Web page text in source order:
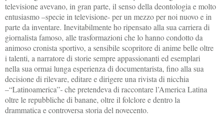
televisione avevano, in gran parte, il senso della deontologia e molto
entusiasmo –specie in televisione- per un mezzo per noi nuovo e in
parte da inventare. Inevitabilmente ho ripensato alla sua carriera di
giornalista famoso, alle trasformazioni che lo hanno condotto da
animoso cronista sportivo, a sensibile scopritore di anime belle oltre
i talenti, a narratore di storie sempre appassionanti ed esemplari
nella sua ormai lunga esperienza di documentarista, fino alla sua
decisione di rilevare, editare e dirigere una rivista di nicchia
–“Latinoamerica”- che pretendeva di raccontare l’America Latina
oltre le repubbliche di banane, oltre il folclore e dentro la
drammatica e controversa storia del novecento.